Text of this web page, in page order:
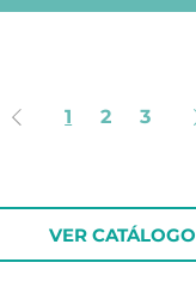
1 2 3
VER CATÁLOGO